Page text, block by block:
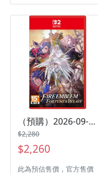
台：Nintendo Switch 2
遊戲類型：角色扮演 遊玩
人數： 1 人 作品分級：
輔 15 級 製作廠商：
Monolith Soft 發行廠
商：Nintendo
（預購）2026-09-17 NS2 聖火降魔錄 FIRE EMBLEM 萬縷千絲 中文版
$2,280
$2,260
此為預估售價，官方售價